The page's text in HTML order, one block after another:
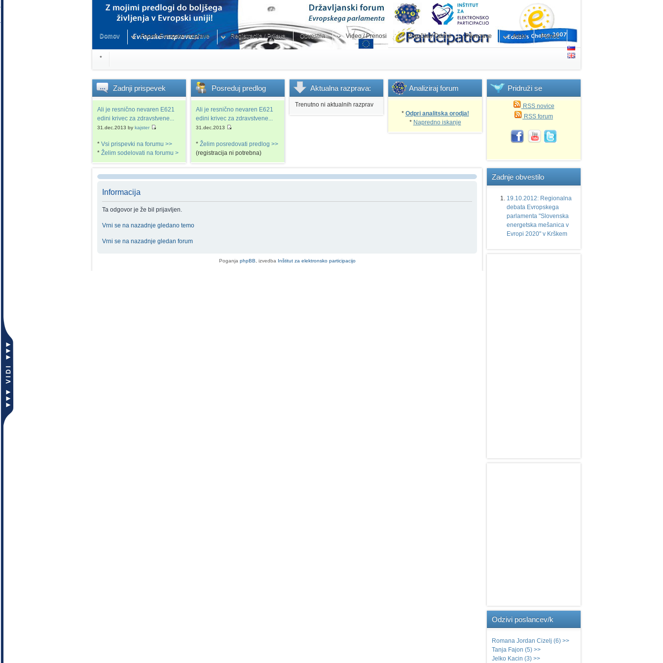
Domov Forum Evropske razprave Registracija / Prijava Obvestila Video / Prenosi Poročila / Odzivi Povezave Arhiv Pomoč
*
Zadnji prispevek
Ali je resnično nevaren E621
edini krivec za zdravstvene...
31.dec.2013 by kajster
* Vsi prispevki na forumu >>
* Želim sodelovati na forumu >
Posreduj predlog
Ali je resnično nevaren E621
edini krivec za zdravstvene...
31.dec.2013
* Želim posredovati predlog >>
(registracija ni potrebna)
Aktualnarazprava:
Trenutno ni aktualnih razprav
Analiziraj forum
* Odpri analitska orodja!
* Napredno iskanje
Pridruži se
RSS novice
RSS forum
Informacija
Ta odgovor je že bil prijavljen.
Vrni se na nazadnje gledano temo
Vrni se na nazadnje gledan forum
Poganja phpBB , izvedba Inštitut za elektronsko participacijo
Zadnje obvestilo
19.10.2012: Regionalna
debata Evropskega
parlamenta "Slovenska
energetska mešanica v
Evropi 2020" v Krškem
Odzivi poslancev/k
Romana Jordan Cizelj (6) >>
Tanja Fajon (5) >>
Jelko Kacin (3) >>